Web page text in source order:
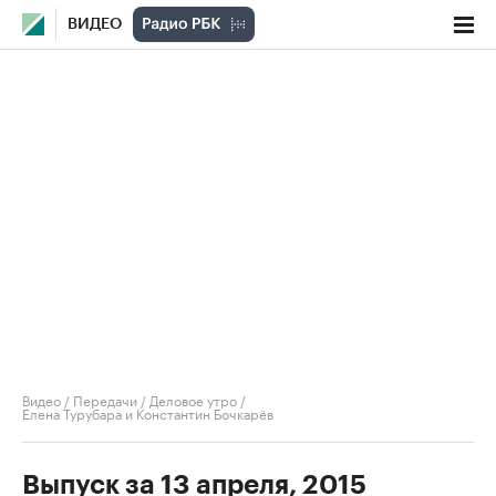
ВИДЕО
Видео / Передачи / Деловое утро /
Елена Турубара и Константин Бочкарёв
Выпуск за 13 апреля, 2015